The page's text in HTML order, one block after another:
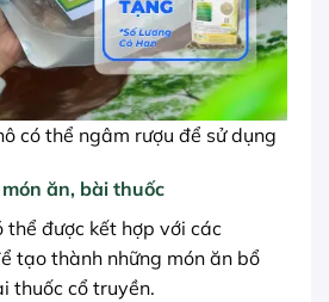
có thể ngâm rượu để sử dụng
ăn, bài thuốc
được kết hợp với các
tạo thành những món ăn bổ
thuốc cổ truyền.